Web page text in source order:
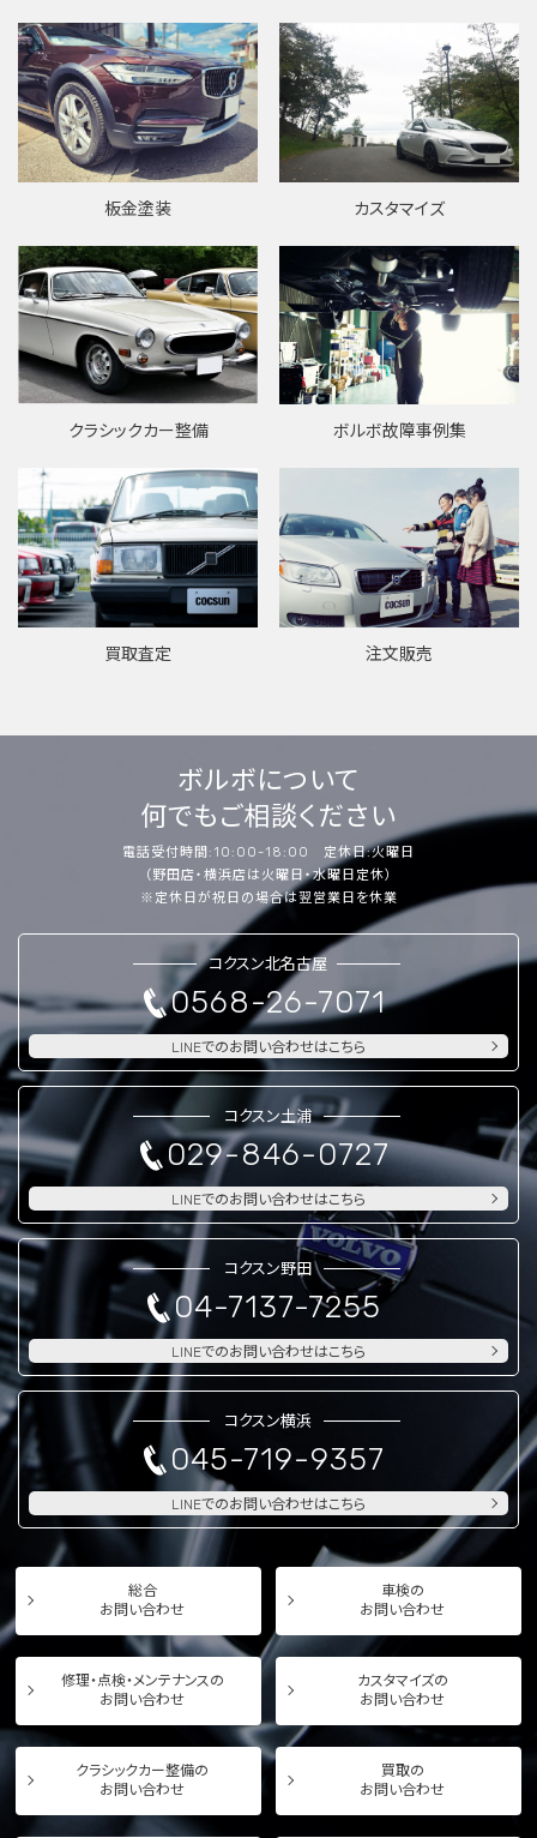
板金塗装 カスタマイズ
クラシックカー整備 ボルボ故障事例集
買取査定 注文販売
ボルボについて
何でもご相談ください
電話受付時間:10:00-18:00 定休日:火曜日
（野田店・横浜店は火曜日・水曜日定休）
※定休日が祝日の場合は翌営業日を休業
コクスン北名古屋
0568-26-7071
LINEでのお問い合わせはこちら
コクスン土浦
029-846-0727
LINEでのお問い合わせはこちら
コクスン野田
04-7137-7255
LINEでのお問い合わせはこちら
コクスン横浜
045-719-9357
LINEでのお問い合わせはこちら
総合
お問い合わせ
車検の
お問い合わせ
修理・点検・メンテナンスの
お問い合わせ
カスタマイズの
お問い合わせ
クラシックカー整備の
お問い合わせ
買取の
お問い合わせ